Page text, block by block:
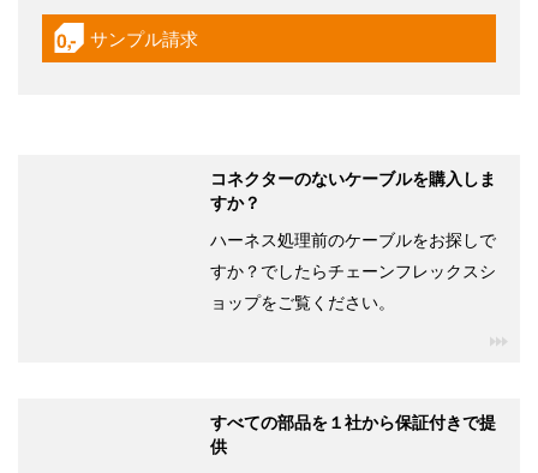
igus-icon-gratismuster
サンプル請求
コネクターのないケーブルを購入しま
すか？
ハーネス処理前のケーブルをお探しで
すか？でしたらチェーンフレックスシ
ョップをご覧ください。
すべての部品を１社から保証付きで提
供